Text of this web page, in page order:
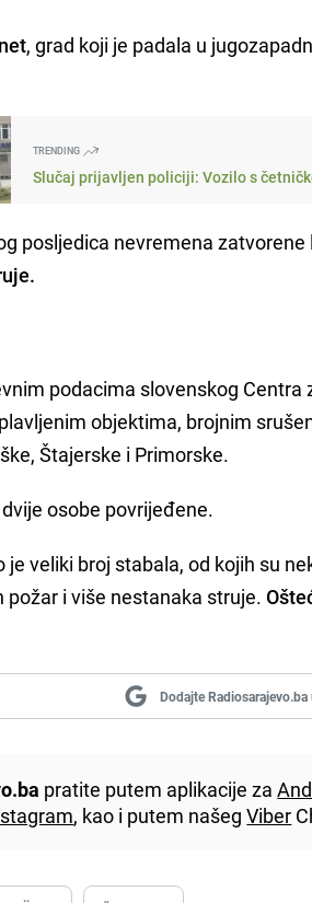
, grad koji je padala u
TRENDING
Slučaj prijavljen policiji: Vozilo s
posljedica nevremena
podacima slovenskog
objektima, brojnim
Štajerske i Primorske.
osobe povrijeđene.
je veliki broj stabala, od kojih su
požar i više nestanaka struje.
Dodajte
pratite putem aplikacije za
, kao i putem našegViber